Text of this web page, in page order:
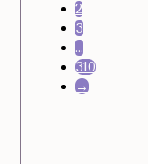
2
3
…
310
→